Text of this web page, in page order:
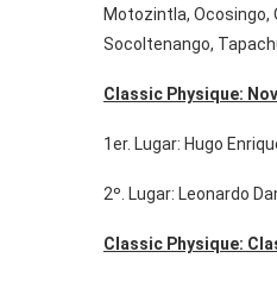
Motozintla, Ocosingo,
Socoltenango,
Classic Physique:
1er. Lugar: Hugo
2º. Lugar: Leonardo
Classic Physique: